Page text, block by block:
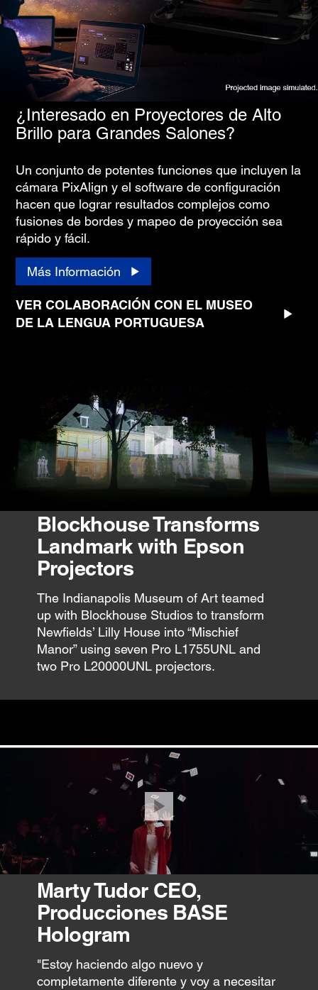
¿Interesado en Proyectores de Alto
Brillo para Grandes Salones?
Un conjunto de potentes funciones que incluyen la
cámara PixAlign y el software de configuración
hacen que lograr resultados complejos como
fusiones de bordes y mapeo de proyección sea
rápido y fácil.
Más Información
VER COLABORACIÓN CON EL MUSEO
DE LA LENGUA PORTUGUESA
Blockhouse Transforms
Landmark with Epson
Projectors
The Indianapolis Museum of Art teamed
up with Blockhouse Studios to transform
Newfields’ Lilly House into “Mischief
Manor” using seven Pro L1755UNL and
two Pro L20000UNL projectors.
Marty Tudor CEO,
Producciones BASE
Hologram
"Estoy haciendo algo nuevo y
completamente diferente y voy a necesitar